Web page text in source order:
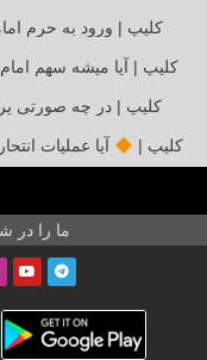
کلیپ | ورود به حرم
کلیپ | آیا میشه سهم
کلیپ | در چه صورتی
کلیپ | آیا عملیات
ما را در